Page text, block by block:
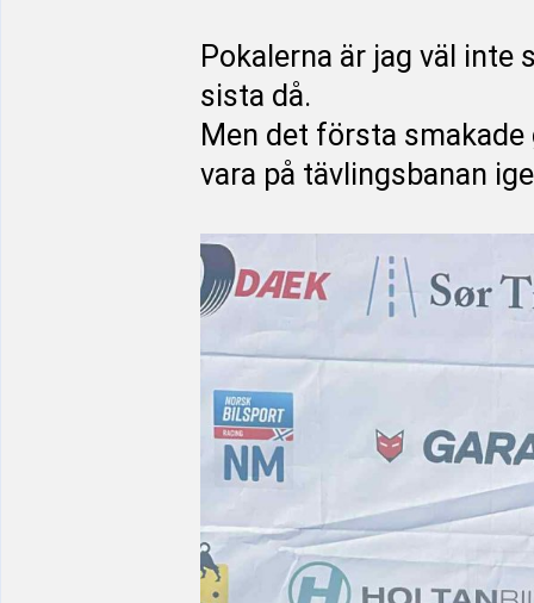
Pokalerna är jag väl inte
sista då.
Men det första
vara på tävlingsbanan